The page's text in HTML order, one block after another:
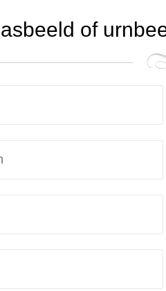
of